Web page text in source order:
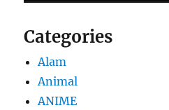
Categories
Alam
Animal
ANIME